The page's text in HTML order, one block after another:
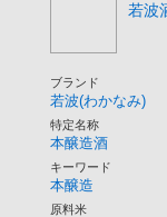
若波
ブランド
若波(わかなみ)
特定名称
本醸造酒
キーワード
本醸造
原料米